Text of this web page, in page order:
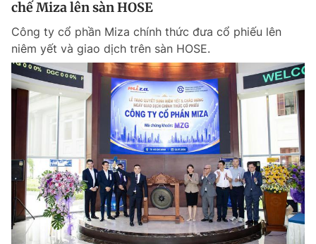
chế Miza lên sàn HOSE
Công ty cổ phần Miza chính thức đưa cổ phiếu lên
niêm yết và giao dịch trên sàn HOSE.